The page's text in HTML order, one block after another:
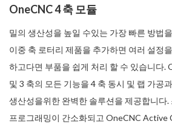
OneCNC 4 축 모듈
밀의 생산성을 높일 수있는 가장 빠른 방법
이중 축 로터리 제품을 추가하면 여러 설정
하고다면 부품을 쉽게 처리 할 수 있습니다.
및 3 축의 모든 기능을 4 축 동시 및 랩 가공
생산성을위한 완벽한 솔루션을 제공합니다.
프로그래밍이 간소화되고 OneCNC Active